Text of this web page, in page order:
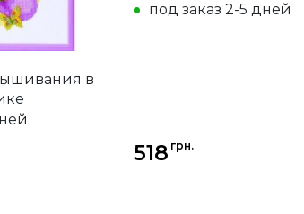
в
под заказ 2-5 дней
518 грн.